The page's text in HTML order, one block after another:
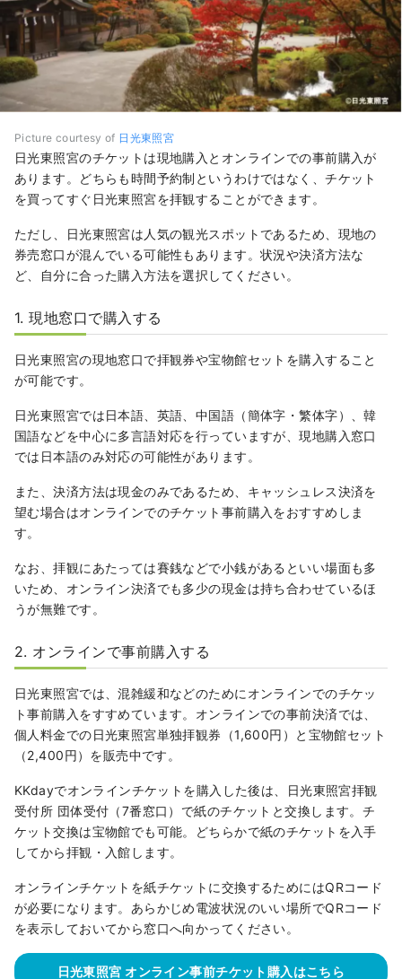
Picture courtesy of 日光東照宮
日光東照宮のチケットは現地購入とオンラインでの事前購入が
あります。どちらも時間予約制というわけではなく、チケット
を買ってすぐ日光東照宮を拝観することができます。
ただし、日光東照宮は人気の観光スポットであるため、現地の
券売窓口が混んでいる可能性もあります。状況や決済方法な
ど、自分に合った購入方法を選択してください。
1. 現地窓口で購入する
日光東照宮の現地窓口で拝観券や宝物館セットを購入すること
が可能です。
日光東照宮では日本語、英語、中国語（簡体字・繁体字）、韓
国語などを中心に多言語対応を行っていますが、現地購入窓口
では日本語のみ対応の可能性があります。
また、決済方法は現金のみであるため、キャッシュレス決済を
望む場合はオンラインでのチケット事前購入をおすすめしま
す。
なお、拝観にあたっては賽銭などで小銭があるといい場面も多
いため、オンライン決済でも多少の現金は持ち合わせているほ
うが無難です。
2. オンラインで事前購入する
日光東照宮では、混雑緩和などのためにオンラインでのチケッ
ト事前購入をすすめています。オンラインでの事前決済では、
個人料金での日光東照宮単独拝観券（1,600円）と宝物館セット
（2,400円）を販売中です。
KKdayでオンラインチケットを購入した後は、日光東照宮拝観
受付所 団体受付（7番窓口）で紙のチケットと交換します。チ
ケット交換は宝物館でも可能。どちらかで紙のチケットを入手
してから拝観・入館します。
オンラインチケットを紙チケットに交換するためにはQRコード
が必要になります。あらかじめ電波状況のいい場所でQRコード
を表示しておいてから窓口へ向かってください。
日光東照宮 オンライン事前チケット購入はこちら